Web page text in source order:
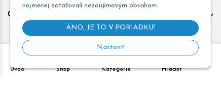
najmenej zaťažovali nezaujímavým obsahom.
ÁNO, JE TO V PORIADKU!
Nastaviť
Úvod Shop Kategórie Hľadať
Odoberať novinky
e-shop Pohoda connector